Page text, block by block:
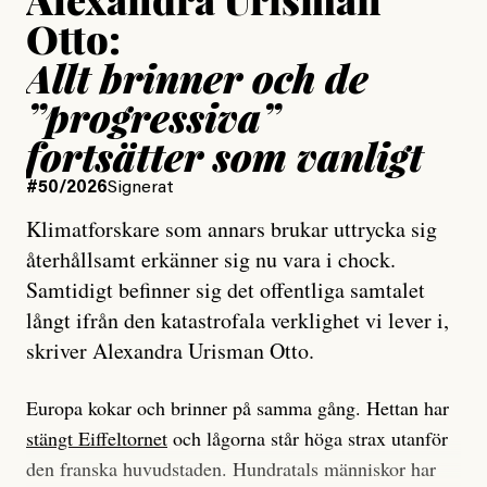
Otto:
Allt brinner och de
”progressiva”
fortsätter som vanligt
#50/2026Signerat
Klimatforskare som annars brukar uttrycka sig
återhållsamt erkänner sig nu vara i chock.
Samtidigt befinner sig det offentliga samtalet
långt ifrån den katastrofala verklighet vi lever i,
skriver Alexandra Urisman Otto.
Europa kokar och brinner på samma gång. Hettan har
stängt Eiffeltornet och lågorna står höga strax utanför
den franska huvudstaden. Hundratals människor har